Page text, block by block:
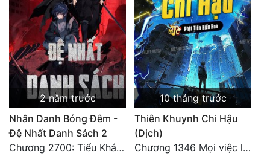
Tu Chân
Tu Tiên
Tội Phạm
Vô Địch
Võ Hiệp
Võng Du
2 năm trước
Nhân Danh Bóng Đêm -
Đệ Nhất Danh Sách 2
Chương 2700: Tiểu Khánh Trần
10 tháng trước
Thiên Khuynh Chi Hậu
(Dịch)
Chương 1346 Mọi việc lấy tất - Đại Kết Cục (2)